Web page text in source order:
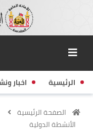
الرئيسية اخبار
الصفحة الرئيسية
الأنشطة الدولية